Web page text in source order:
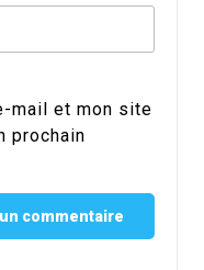
mail et mon site
prochain